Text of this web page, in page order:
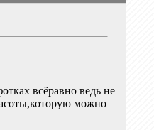
всёравно ведь не
можно